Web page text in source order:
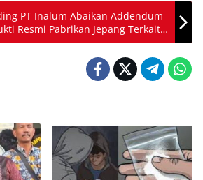
PT Inalum Abaikan Addendum
Resmi Pabrikan Jepang Terkait